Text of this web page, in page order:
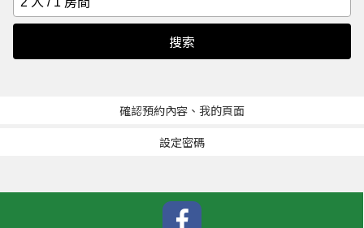
搜索
確認預約內容、我的頁面
設定密碼